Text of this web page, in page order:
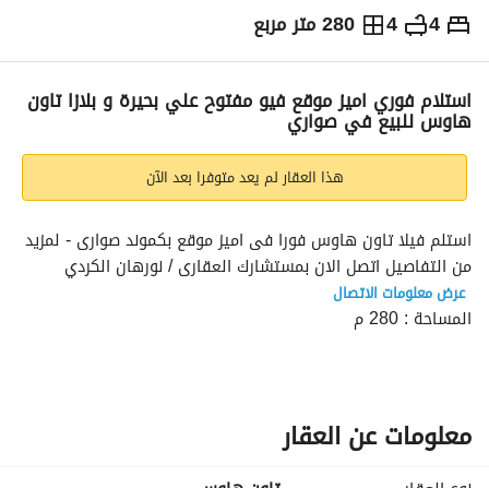
4
4 280 متر مربع ج.م23,450,000
التفاصيل الاتجاهات والمؤشرات رهن عقاري
استلام فوري اميز موقع فيو مفتوح علي بحيرة و بلازا تاون
هاوس للبيع في صواري
هذا العقار لم يعد متوفرا بعد الآن
من التفاصيل اتصل الان بمستشارك العقارى / نورهان الكردي
عرض معلومات الاتصال
المساحة : 280 م
فيو مفتوح علي بحيرة و بلازا
استلام فوري
نصف تشطيب
معلومات عن العقار